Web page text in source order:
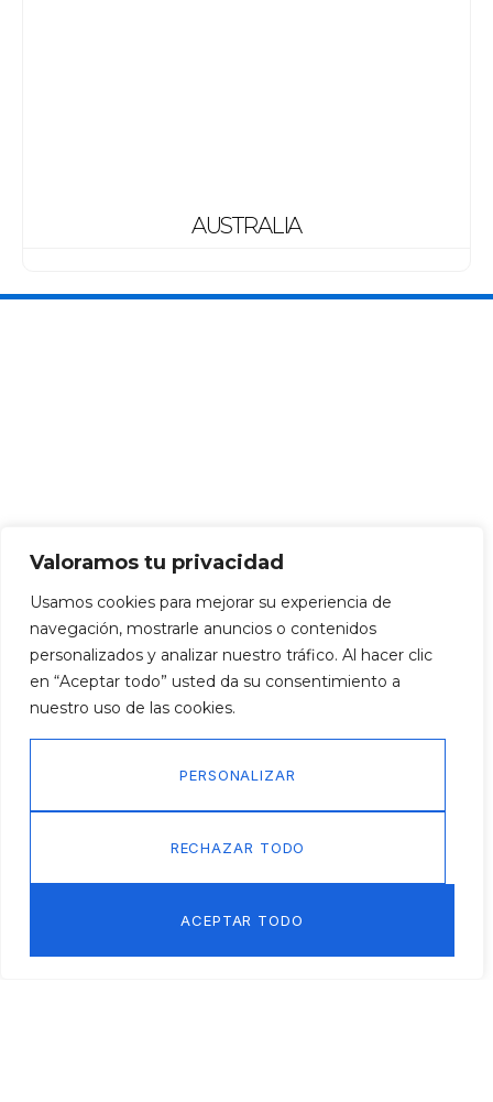
Valoramos tu privacidad
Usamos cookies para mejorar su experiencia de
navegación, mostrarle anuncios o contenidos
personalizados y analizar nuestro tráfico. Al hacer clic
en “Aceptar todo” usted da su consentimiento a
nuestro uso de las cookies.
PERSONALIZAR
RECHAZAR TODO
ACEPTAR TODO
AUSTRALIA
Samuel Sánchez, 21 33013 Oviedo, ASTURIAS
+34 684 63 62 24
viajeslalosa@viajeslalosa.es
Redes Sociales:
a
c
b
k
Política de Cookies
Mapa Web